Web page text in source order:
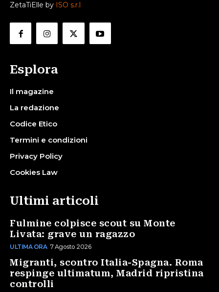
ZetaTiElle by ISO s.r.l
Esplora
Il magazine
La redazione
Codice Etico
Termini e condizioni
Privacy Policy
Cookies Law
Ultimi articoli
Fulmine colpisce scout su Monte
Livata: grave un ragazzo
ULTIMA ORA 7 Agosto 2026
Migranti, scontro Italia-Spagna. Roma
respinge ultimatum, Madrid ripristina
controlli